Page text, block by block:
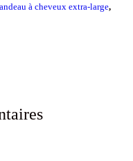
à cheveux extra-large,